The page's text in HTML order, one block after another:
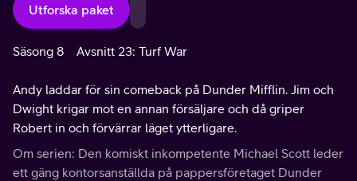
Utforska paket
Säsong 8 Avsnitt 23: Turf War
Andy laddar för sin comeback på Dunder Mifflin. Jim och
Dwight krigar mot en annan försäljare och då griper
Robert in och förvärrar läget ytterligare.
Om serien: Den komiskt inkompetente Michael Scott leder
ett gäng kontorsanställda på pappersföretaget Dunder